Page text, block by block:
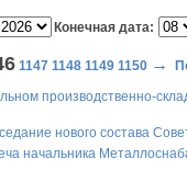
Конечная дата:
1147 1148 1149 1150 →
производственно-
нового состава
начальника